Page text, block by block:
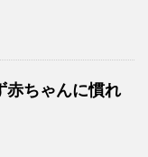
赤ちゃんに慣れ